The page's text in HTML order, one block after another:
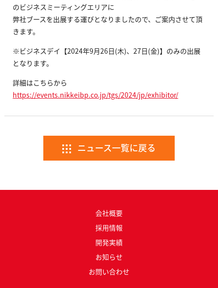
のビジネスミーティングエリアに
弊社ブースを出展する運びとなりましたので、ご案内させて頂
きます。
※ビジネスデイ【2024年9月26日(木)、27日(金)】のみの出展
となります。
詳細はこちらから
https://events.nikkeibp.co.jp/tgs/2024/jp/exhibitor/
ニュース一覧に戻る
会社概要
採用情報
開発実績
お知らせ
お問い合わせ